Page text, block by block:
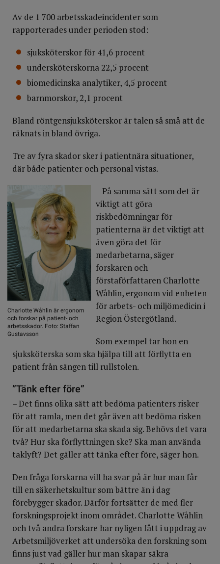
Av de 1 700 arbetsskadeincidenter som
rapporterades under perioden stod:
sjuksköterskor för 41,6 procent
undersköterskorna 22,5 procent
biomedicinska analytiker, 4,5 procent
barnmorskor, 2,1 procent
Bland röntgensjuksköterskor är talen så små att de
räknats in bland övriga.
Tre av fyra skador sker i patientnära situationer,
där både patienter och personal vistas.
Charlotte Wåhlin är ergonom
och forskar på patient- och
arbetsskador. Foto: Staffan
Gustavsson
– På samma sätt som det är
viktigt att göra
riskbedömningar för
patienterna är det viktigt att
även göra det för
medarbetarna, säger
forskaren och
förstaförfattaren Charlotte
Wåhlin, ergonom vid enheten
för arbets- och miljömedicin i
Region Östergötland.
Som exempel tar hon en
sjuksköterska som ska hjälpa till att förflytta en
patient från sängen till rullstolen.
”Tänk efter före”
– Det finns olika sätt att bedöma patienters risker
för att ramla, men det går även att bedöma risken
för att medarbetarna ska skada sig. Behövs det vara
två? Hur ska förflyttningen ske? Ska man använda
taklyft? Det gäller att tänka efter före, säger hon.
Den fråga forskarna vill ha svar på är hur man får
till en säkerhetskultur som bättre än i dag
förebygger skador. Därför fortsätter de med fler
forskningsprojekt inom området. Charlotte Wåhlin
och två andra forskare har nyligen fått i uppdrag av
Arbetsmiljöverket att undersöka den forskning som
finns just vad gäller hur man skapar säkra